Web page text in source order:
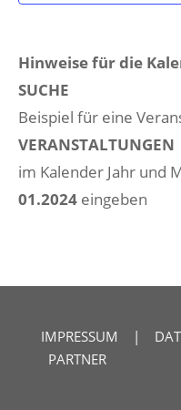
Hinweise für die
SUCHE
Beispiel für eine
VERANSTALTUNGEN
im Kalender Jahr und
01.2024eingeben
IMPRESSUM |
PARTNER